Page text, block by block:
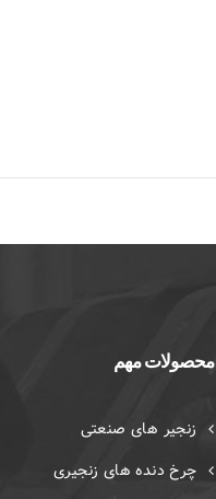
محصولات مهم
زنجیر های صنعتی
چرخ دنده های زنجیری